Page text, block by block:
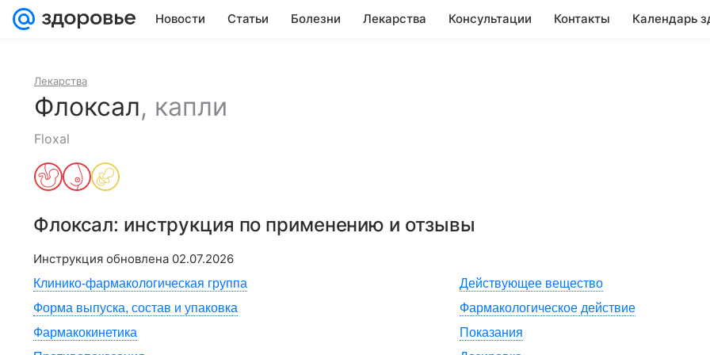
Новости Статьи Болезни Лекарства Консультации Контакты Календарь
Лекарства
Флоксал, капли
Floxal
Флоксал: инструкция по применению и отзывы
Инструкция обновлена 02.07.2026
Клинико-фармакологическая группа
Действующее вещество
Форма выпуска, состав и упаковка
Фармакологическое действие
Фармакокинетика
Показания